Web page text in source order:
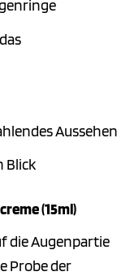
Aussehen
Blick
(15ml)
die Augenpartie
Probe der